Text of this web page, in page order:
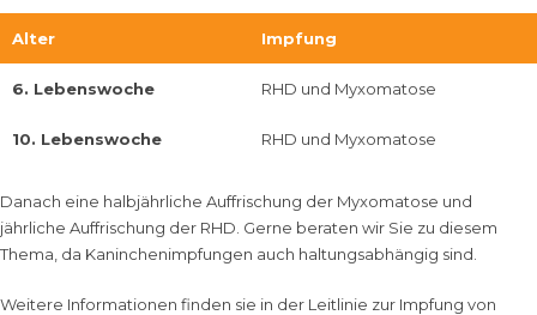
Alter Impfung
6. Lebenswoche RHD und Myxomatose
10. Lebenswoche RHD und Myxomatose
Danach eine halbjährliche Auffrischung der Myxomatose und
jährliche Auffrischung der RHD. Gerne beraten wir Sie zu diesem
Thema, da Kaninchenimpfungen auch haltungsabhängig sind.
Weitere Informationen finden sie in der Leitlinie zur Impfung von